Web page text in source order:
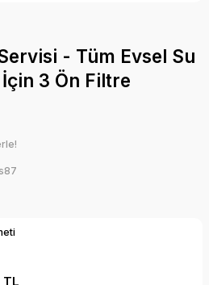
- Tüm Evsel Su
3 Ön Filtre
TL